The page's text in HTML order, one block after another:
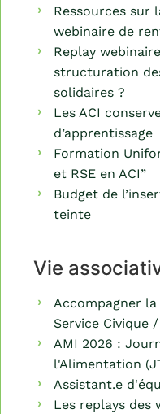
Ressources sur
webinaire de
Replay
structuration
solidaires ?
Les ACI
d’apprentissage
Formation
et RSE en ACI”
Budget de
teinte
Vie
Accompagner
Service Civique
AMI 2026 :
l'Alimentation
Assistant.e
Les replays des